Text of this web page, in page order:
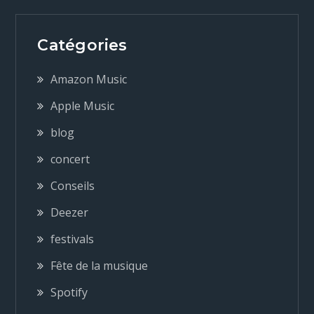
g
a
t
o
n
d
Catégories
Amazon Music
Apple Music
blog
concert
Conseils
Deezer
festivals
Fête de la musique
Spotify